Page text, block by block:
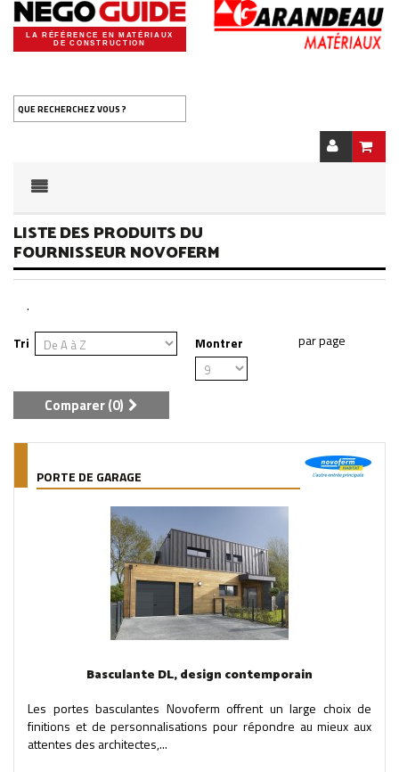
LA RÉFÉRENCE EN MATÉRIAUX
DE CONSTRUCTION
QUE RECHERCHEZ VOUS ?
LISTE DES PRODUITS DU
FOURNISSEUR NOVOFERM
.
Tri
Montrer
Comparer (0)
PORTE DE GARAGE
Basculante DL, design contemporain
Les portes basculantes Novoferm offrent un large choix de
finitions et de personnalisations pour répondre au mieux aux
attentes des architectes,...